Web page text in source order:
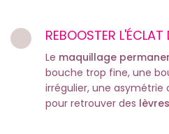
REBOOSTER
Le maquillage
bouche trop fine, une
irrégulier, une
pour retrouver des